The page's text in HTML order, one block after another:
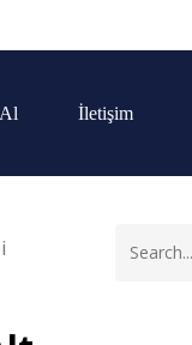
İletişim